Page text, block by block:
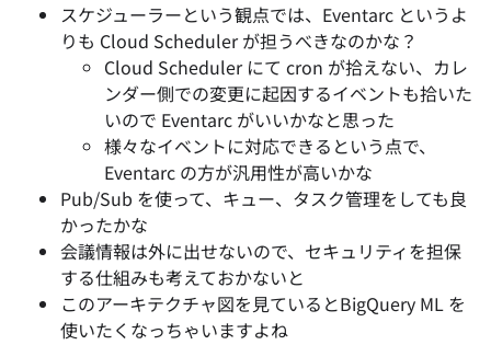
スケジューラーという観点では、Eventarc というよ
りも Cloud Scheduler が担うべきなのかな？
Cloud Scheduler にて cron が拾えない、カレ
ンダー側での変更に起因するイベントも拾いた
いので Eventarc がいいかなと思った
様々なイベントに対応できるという点で、
Eventarc の方が汎用性が高いかな
Pub/Sub を使って、キュー、タスク管理をしても良
かったかな
会議情報は外に出せないので、セキュリティを担保
する仕組みも考えておかないと
このアーキテクチャ図を見ているとBigQuery ML を
使いたくなっちゃいますよね